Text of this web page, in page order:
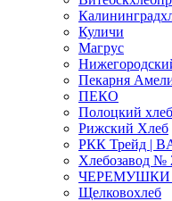
Куличи
Магрус
Пекарня
ПЕКО
Полоцкий
Рижский Хлеб
РКК Трейд |
Хлебозавод №
ЧЕРЕМУШКИ
Щелковохлеб